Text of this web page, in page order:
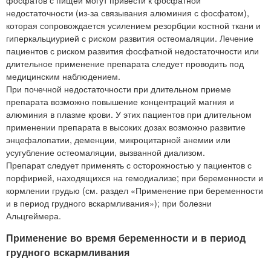
недостаточности (из-за связывания алюминия с фосфатом),
которая сопровождается усилением резорбции костной ткани и
гиперкальциурией с риском развития остеомаляции. Лечение
пациентов с риском развития фосфатной недостаточности или
длительное применение препарата следует проводить под
медицинским наблюдением.
При почечной недостаточности при длительном приеме
препарата возможно повышение концентраций магния и
алюминия в плазме крови. У этих пациентов при длительном
применении препарата в высоких дозах возможно развитие
энцефалопатии, деменции, микроцитарной анемии или
усугубление остеомаляции, вызванной диализом.
Препарат следует применять с осторожностью у пациентов с
порфирией, находящихся на гемодиализе; при беременности и
кормлении грудью (см. раздел «Применение при беременности
и в период грудного вскармливания»); при болезни
Альцгеймера.
Применение во время беременности и в период
грудного вскармливания